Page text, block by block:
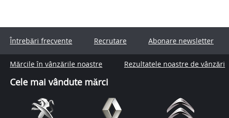
Întrebări frecvente Recrutare Abonare newsletter
Mărcile în vânzările noastre Rezultatele noastre de vânzări
Cele mai vândute mărci